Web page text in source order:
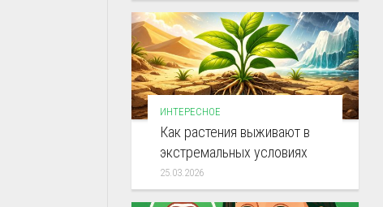
ИНТЕРЕСНОЕ
Как растения выживают в
экстремальных условиях
25.03.2026